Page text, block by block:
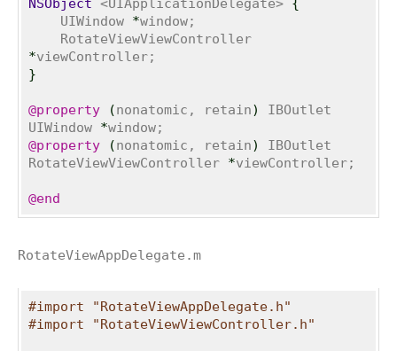
NSObject <UIApplicationDelegate> {
    UIWindow
*window;
*
}
@property (nonatomic, retain)
IBOutlet
UIWindow *
@property
(nonatomic, retain)
IBOutlet
RotateViewViewController *viewController;
@end
RotateViewAppDelegate.m
#import "RotateViewAppDelegate.h"
#import "RotateViewViewController.h"